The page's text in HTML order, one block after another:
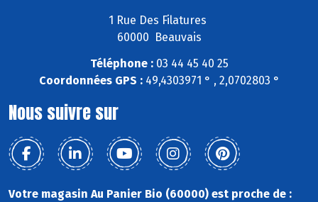
1 Rue Des Filatures
60000 Beauvais
Téléphone :03 44 45 40 25
Coordonnées GPS :49,4303971 ° , 2,0702803 °
Nous suivre sur
Votre magasin Au Panier Bio (60000) est proche de :